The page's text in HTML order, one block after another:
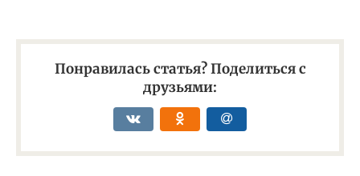
Понравилась статья? Поделиться с
друзьями: